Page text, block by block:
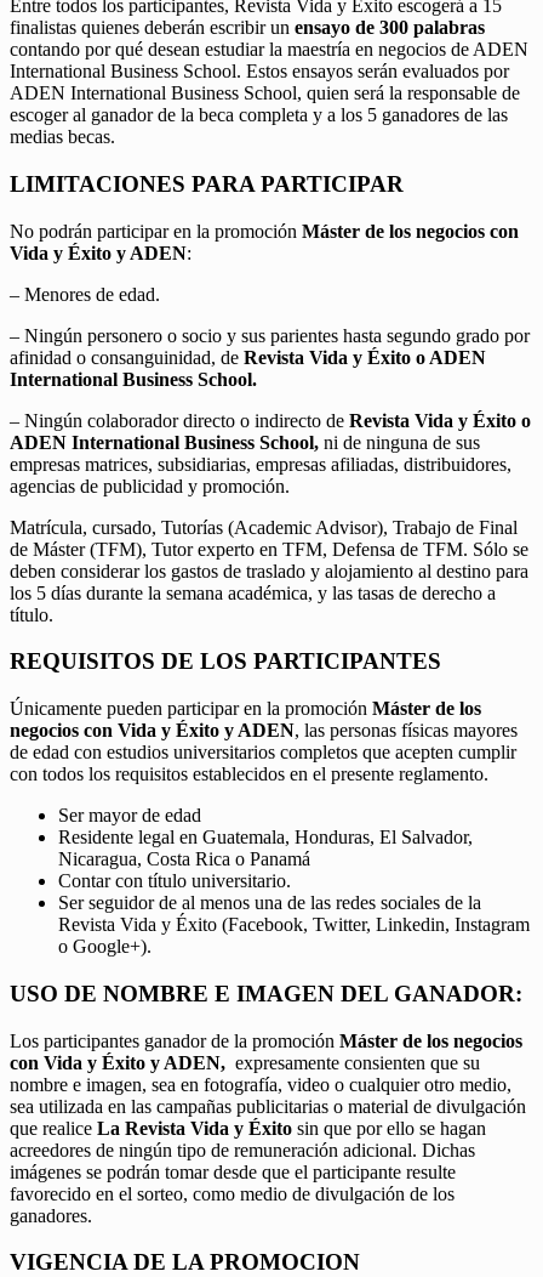
Entre todos los participantes, Revista Vida y Éxito escogerá a 15
finalistas quienes deberán escribir un ensayo de 300 palabras
contando por qué desean estudiar la maestría en negocios de ADEN
International Business School. Estos ensayos serán evaluados por
ADEN International Business School, quien será la responsable de
escoger al ganador de la beca completa y a los 5 ganadores de las
medias becas.
LIMITACIONES PARA PARTICIPAR
No podrán participar en la promoción Máster de los negocios con
Vida y Éxito y ADEN:
– Menores de edad.
– Ningún personero o socio y sus parientes hasta segundo grado por
afinidad o consanguinidad, de Revista Vida y Éxito o ADEN
International Business School.
– Ningún colaborador directo o indirecto de Revista Vida y Éxito o
ADEN International Business School, ni de ninguna de sus
empresas matrices, subsidiarias, empresas afiliadas, distribuidores,
agencias de publicidad y promoción.
Matrícula, cursado, Tutorías (Academic Advisor), Trabajo de Final
de Máster (TFM), Tutor experto en TFM, Defensa de TFM. Sólo se
deben considerar los gastos de traslado y alojamiento al destino para
los 5 días durante la semana académica, y las tasas de derecho a
título.
REQUISITOS DE LOS PARTICIPANTES
Únicamente pueden participar en la promoción Máster de los
negocios con Vida y Éxito y ADEN, las personas físicas mayores
de edad con estudios universitarios completos que acepten cumplir
con todos los requisitos establecidos en el presente reglamento.
Ser mayor de edad
Residente legal en Guatemala, Honduras, El Salvador,
Nicaragua, Costa Rica o Panamá
Contar con título universitario.
Ser seguidor de al menos una de las redes sociales de la
Revista Vida y Éxito (Facebook, Twitter, Linkedin, Instagram
o Google+).
USO DE NOMBRE E IMAGEN DEL GANADOR:
Los participantes ganador de la promoción Máster de los negocios
con Vida y Éxito y ADEN, expresamente consienten que su
nombre e imagen, sea en fotografía, video o cualquier otro medio,
sea utilizada en las campañas publicitarias o material de divulgación
que realice La Revista Vida y Éxito sin que por ello se hagan
acreedores de ningún tipo de remuneración adicional. Dichas
imágenes se podrán tomar desde que el participante resulte
favorecido en el sorteo, como medio de divulgación de los
ganadores.
VIGENCIA DE LA PROMOCION